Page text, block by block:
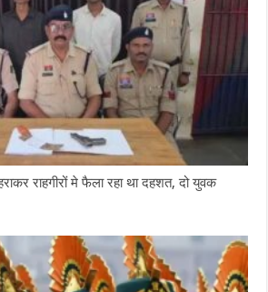
राहगीरों मे फैला रहा था दहशत, दो युवक